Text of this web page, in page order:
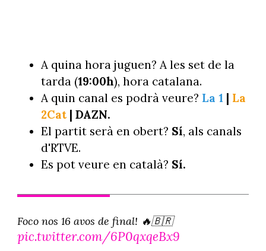
A quina hora juguen? A les set de la
tarda (19:00h), hora catalana.
A quin canal es podrà veure? La 1 | La
2Cat| DAZN.
El partit serà en obert? Sí, als canals
d'RTVE.
Es pot veure en català? Sí.
Foco nos 16 avos de final! 🔥🇧🇷
pic.twitter.com/6P0qxqeBx9